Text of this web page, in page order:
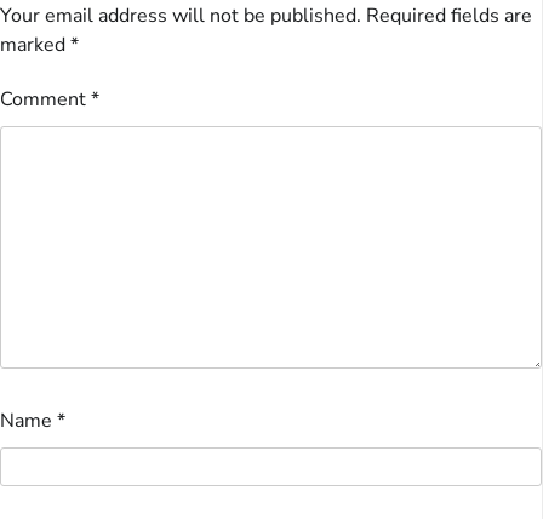
Your email address will not be published. Required fields are
marked*
Comment*
Name *